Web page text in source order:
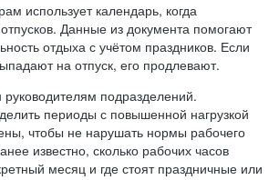
использует календарь, когда
Данные из документа помогают
отдыха с учётом праздников. Если
на отпуск, его продлевают.
подразделений.
периоды с повышенной нагрузкой
чтобы не нарушать нормы рабочего
известно, сколько рабочих часов
месяц и где стоят праздничные или